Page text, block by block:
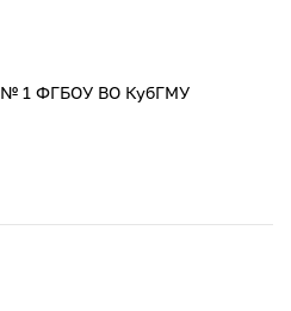
1 ФГБОУ ВО КубГМУ